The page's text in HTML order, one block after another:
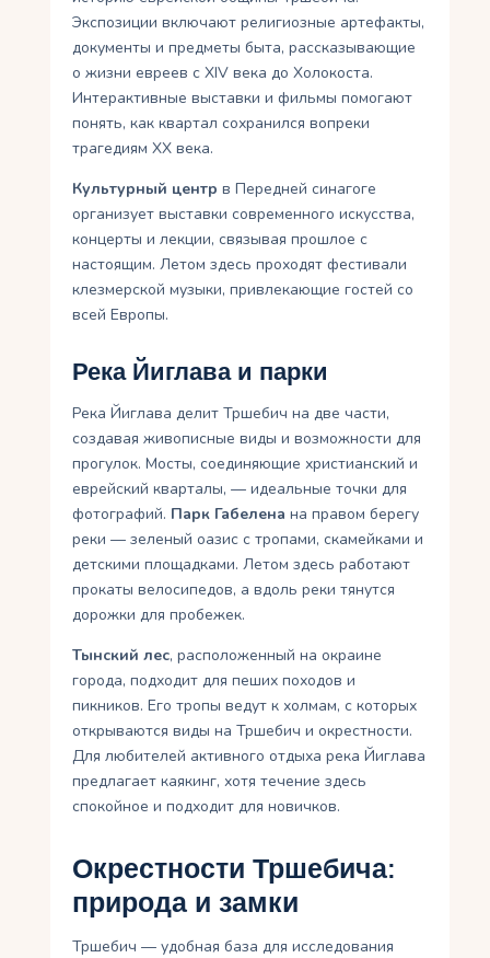
Экспозиции включают религиозные артефакты,
документы и предметы быта, рассказывающие
о жизни евреев с XIV века до Холокоста.
Интерактивные выставки и фильмы помогают
понять, как квартал сохранился вопреки
трагедиям XX века.
Культурный центр в Передней синагоге
организует выставки современного искусства,
концерты и лекции, связывая прошлое с
настоящим. Летом здесь проходят фестивали
клезмерской музыки, привлекающие гостей со
всей Европы.
Река Йиглава и парки
Река Йиглава делит Тршебич на две части,
создавая живописные виды и возможности для
прогулок. Мосты, соединяющие христианский и
еврейский кварталы, — идеальные точки для
фотографий. Парк Габелена на правом берегу
реки — зеленый оазис с тропами, скамейками и
детскими площадками. Летом здесь работают
прокаты велосипедов, а вдоль реки тянутся
дорожки для пробежек.
Тынский лес, расположенный на окраине
города, подходит для пеших походов и
пикников. Его тропы ведут к холмам, с которых
открываются виды на Тршебич и окрестности.
Для любителей активного отдыха река Йиглава
предлагает каякинг, хотя течение здесь
спокойное и подходит для новичков.
Окрестности Тршебича:
природа и замки
Тршебич — удобная база для исследования